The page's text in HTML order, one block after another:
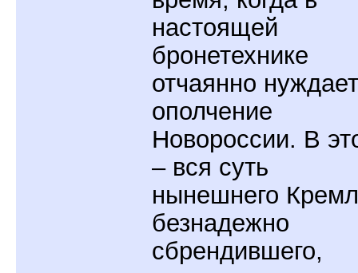
настоящей
бронетехнике
отчаянно
ополчение
Новороссии. В
– вся суть
нынешнего
безнадежно
сбрендившего,